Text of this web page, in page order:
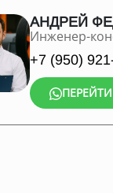
АНДРЕЙ
Инженер-
+7 (950)